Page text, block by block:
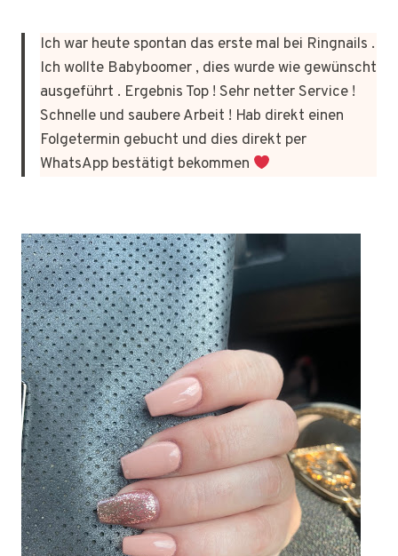
Ich war heute spontan das erste mal bei Ringnails .
Ich wollte Babyboomer , dies wurde wie gewünscht
ausgeführt . Ergebnis Top ! Sehr netter Service !
Schnelle und saubere Arbeit ! Hab direkt einen
Folgetermin gebucht und dies direkt per
WhatsApp bestätigt bekommen